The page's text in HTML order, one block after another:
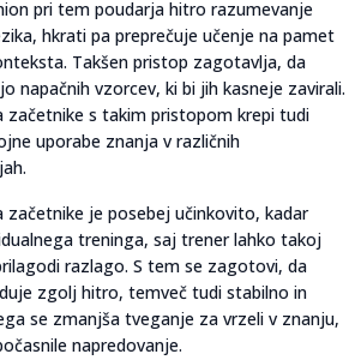
pri tem poudarja hitro razumevanje
hkrati pa preprečuje učenje na pamet
Takšen pristop zagotavlja, da
napačnih vzorcev, ki bi jih kasneje zavirali.
začetnike s takim pristopom krepi tudi
uporabe znanja v različnih
začetnike je posebej učinkovito, kadar
treninga, saj trener lahko takoj
razlago. S tem se zagotovi, da
zgolj hitro, temveč tudi stabilno in
se zmanjša tveganje za vrzeli v znanju,
napredovanje.